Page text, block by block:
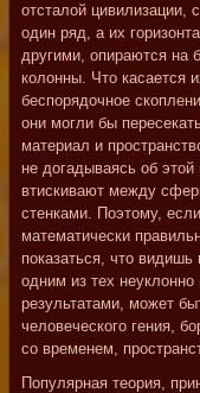
отсталой цивилизации,
один ряд, а их
другими, опираются на
колонны. Что касается
беспорядочное
они могли бы
материал и
не догадываясь об
втискивают между
стенками. Поэтому,
математически
показаться, что
одним из тех
результатами, может
человеческого гения,
со временем,
Популярная теория,